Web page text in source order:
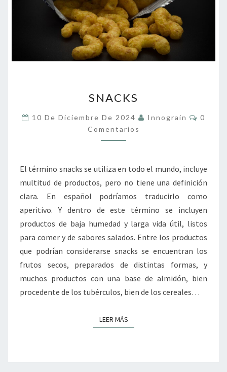
SNACKS
10 De Diciembre De 2024 Innograin
0
Comentarios
El término snacks se utiliza en todo el mundo, incluye
multitud de productos, pero no tiene una definición
clara. En español podríamos traducirlo como
aperitivo. Y dentro de este término se incluyen
productos de baja humedad y larga vida útil, listos
para comer y de sabores salados. Entre los productos
que podrían considerarse snacks se encuentran los
frutos secos, preparados de distintas formas, y
muchos productos con una base de almidón, bien
procedente de los tubérculos, bien de los cereales…
LEER MÁSLEER MÁS